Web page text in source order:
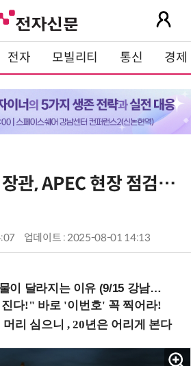
전자 모빌리티 통신 경제
관, APEC 현장 점검…
업데이트 : 2025-08-01 14:13
달라지는 이유 (9/15 강남역)